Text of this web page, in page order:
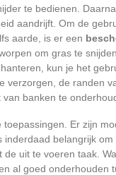
te bedienen.
aandrijft. Om de
aarde, is er een
om gras te
kun je het
verzorgen, de randen
banken te
Er zijn
inderdaad belangrijk om
de uit te voeren taak.
al goed onderhouden